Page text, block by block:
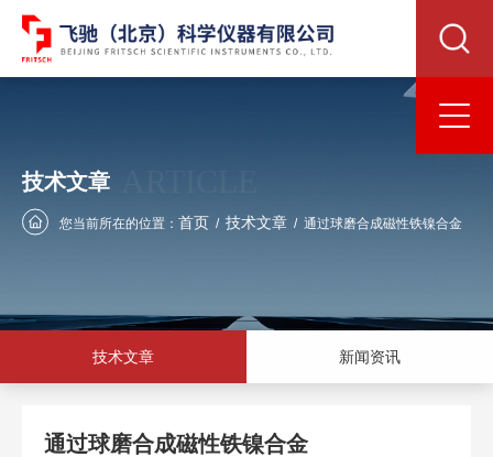
技术文章
您当前所在的位置： 首页 / 技术文章 / 通过球磨合成磁性铁镍合金
技术文章 新闻资讯
通过球磨合成磁性铁镍合金